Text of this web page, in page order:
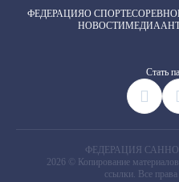
ФЕДЕРАЦИЯО СПОРТЕ
НОВОСТИМЕДИА
Cтать
ФЕДЕРАЦИЯ
2026 © Копирование
ссылки. Все